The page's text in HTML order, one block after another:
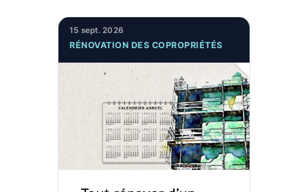
15 sept. 2026
RÉNOVATION DES COPROPRIÉTÉS